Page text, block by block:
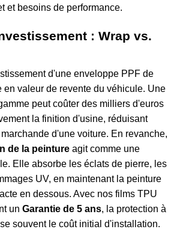
et besoins de performance.
: Wrap vs.
d'une enveloppe PPF de
en valeur de revente du véhicule. Une
peut coûter des milliers d'euros
la finition d'usine, réduisant
d'une voiture. En revanche,
de la peinture agit comme une
Elle absorbe les éclats de pierre, les
UV, en maintenant la peinture
en dessous. Avec nos films TPU
un Garantie de 5 ans, la protection à
souvent le coût initial d'installation.